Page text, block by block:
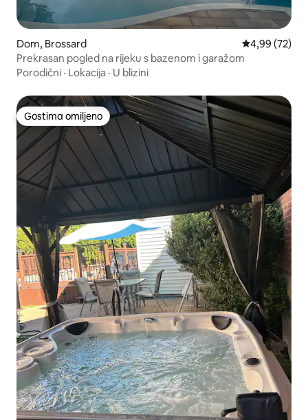
Dom, Brossard Prosečna
4,99 (72)
Prekrasan pogled na rijeku s bazenom i garažom
Porodični · Lokacija · U blizini
Gostima omiljeno
Gostima omiljeno